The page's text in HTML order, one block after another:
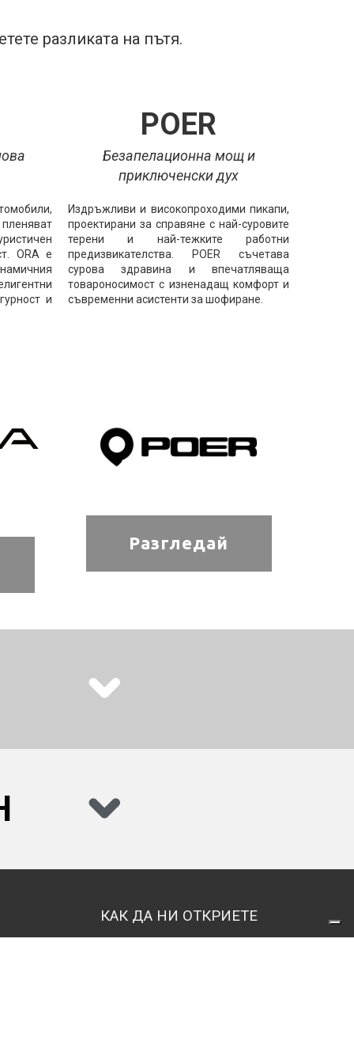
разликата на пътя.
пленяват
ORA е
и
POER
Безапелационна мощ и
приключенски дух
Издръжливи и високопроходими пикапи,
проектирани за справяне с най-суровите
терени и най-тежките работни
предизвикателства. POER съчетава
сурова здравина и впечатляваща
товароносимост с изненадащ комфорт и
съвременни асистенти за шофиране.
Разгледай
КАК ДА НИ ОТКРИЕТЕ